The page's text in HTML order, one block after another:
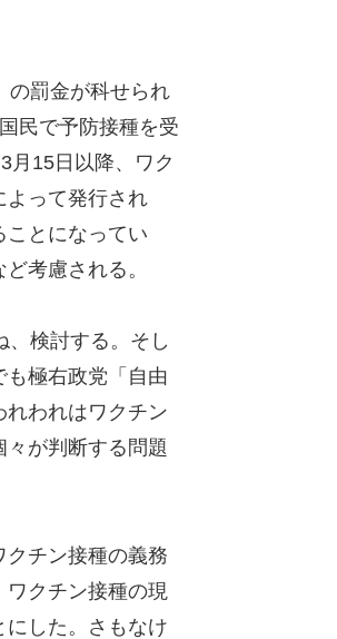
の罰金が科せられ
民で予防接種を受
月15日以降、ワク
よって発行され
ことになってい
考慮される。
、検討する。そし
極右政党「自由
われはワクチン
が判断する問題
チン接種の義務
クチン接種の現
した。さもなけ